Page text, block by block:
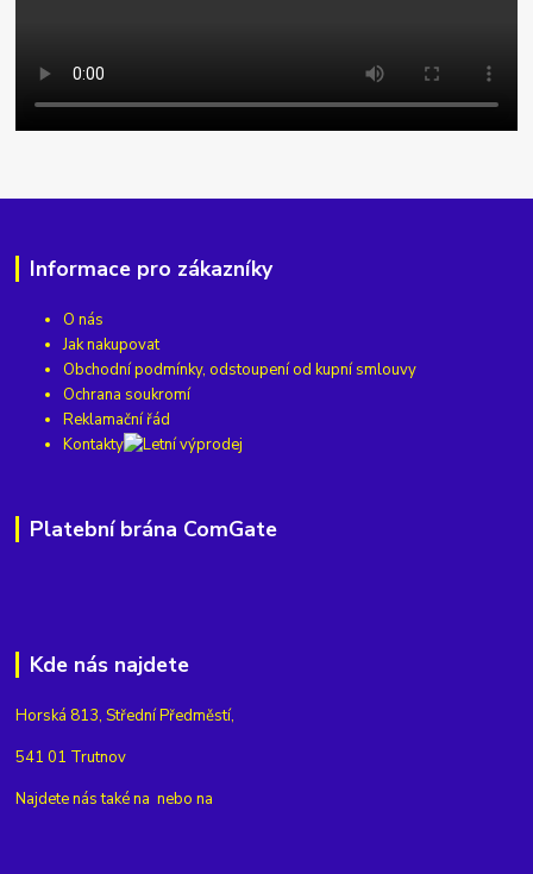
Informace pro zákazníky
O nás
Jak nakupovat
Obchodní podmínky, odstoupení od kupní smlouvy
Ochrana soukromí
Reklamační řád
Kontakty
Platební brána ComGate
Kde nás najdete
Horská 813, Střední Předměstí,
541 01 Trutnov
Najdete nás také na nebo na